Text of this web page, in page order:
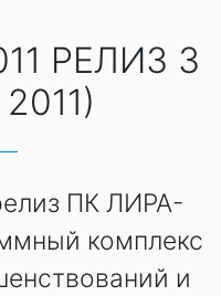
РЕЛИЗ 3
ПК ЛИРА-
комплекс
и